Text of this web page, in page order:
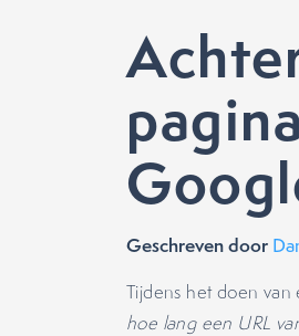
Geschreven door
Tijdens het doen van
hoe lang een URL